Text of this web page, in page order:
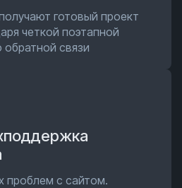
готовый проект
четкой поэтапной
связи
проблем с сайтом.